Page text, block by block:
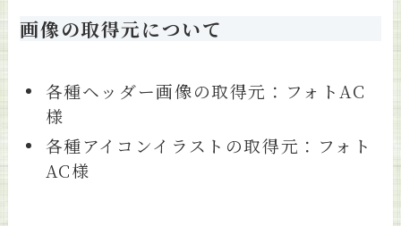
画像の取得元について
各種ヘッダー画像の取得元：フォトAC
様
各種アイコンイラストの取得元：フォト
AC様